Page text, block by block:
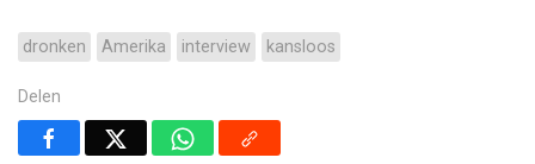
dronken Amerika interview kansloos
Delen